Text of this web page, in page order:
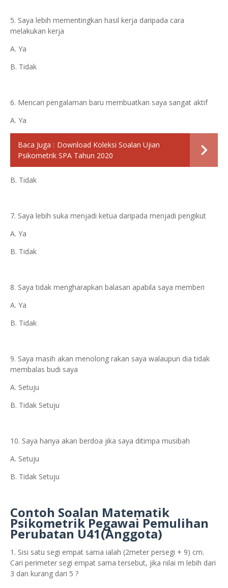
5. Saya lebih mementingkan hasil kerja daripada cara
melakukan kerja
A. Ya
B. Tidak
6. Mencari pengalaman baru membuatkan saya sangat aktif
A. Ya
Baca Juga : Download Koleksi Soalan Ujian
Psikometrik SPA Tahun 2020
B. Tidak
7. Saya lebih suka menjadi ketua daripada menjadi pengikut
A. Ya
B. Tidak
8. Saya tidak mengharapkan balasan apabila saya memberi
A. Ya
B. Tidak
9. Saya masih akan menolong rakan saya walaupun dia tidak
membalas budi saya
A. Setuju
B. Tidak Setuju
10. Saya hanya akan berdoa jika saya ditimpa musibah
A. Setuju
B. Tidak Setuju
Contoh Soalan Matematik
Psikometrik Pegawai Pemulihan
Perubatan U41(Anggota)
1. Sisi satu segi empat sama ialah (2meter persegi + 9) cm.
Cari perimeter segi empat sama tersebut, jika nilai m lebih dari
3 dan kurang dari 5 ?